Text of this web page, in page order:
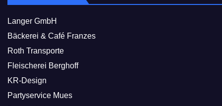
Langer GmbH
Bäckerei & Café Franzes
Roth Transporte
Fleischerei Berghoff
KR-Design
Partyservice Mues